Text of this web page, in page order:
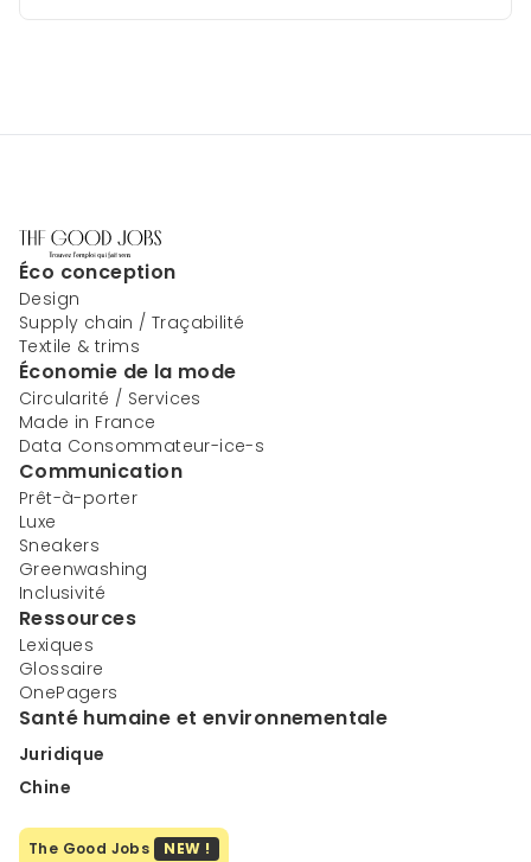
Éco conception
Design
Supply chain / Traçabilité
Textile & trims
Économie de la mode
Circularité / Services
Made in France
Data Consommateur-ice-s
Communication
Prêt-à-porter
Luxe
Sneakers
Greenwashing
Inclusivité
Ressources
Lexiques
Glossaire
OnePagers
Santé humaine et environnementale
Juridique
Chine
The Good Jobs NEW !